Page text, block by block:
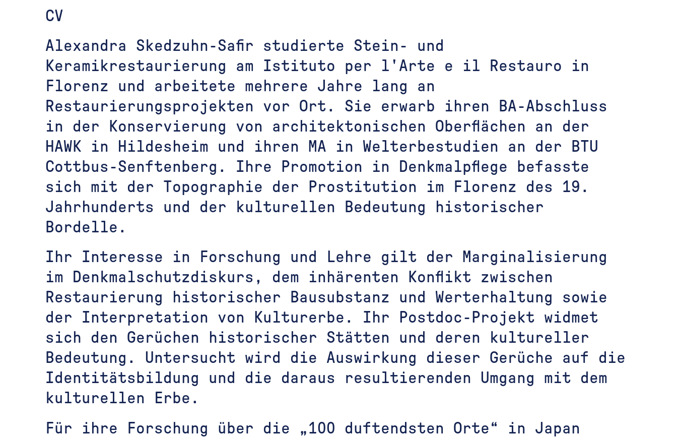
CV
Alexandra Skedzuhn-Safir studierte Stein- und
Keramikrestaurierung am Istituto per l'Arte e il Restauro in
Florenz und arbeitete mehrere Jahre lang an
Restaurierungsprojekten vor Ort. Sie erwarb ihren BA-Abschluss
in der Konservierung von architektonischen Oberflächen an der
HAWK in Hildesheim und ihren MA in Welterbestudien an der BTU
Cottbus-Senftenberg. Ihre Promotion in Denkmalpflege befasste
sich mit der Topographie der Prostitution im Florenz des 19.
Jahrhunderts und der kulturellen Bedeutung historischer
Bordelle.
Ihr Interesse in Forschung und Lehre gilt der Marginalisierung
im Denkmalschutzdiskurs, dem inhärenten Konflikt zwischen
Restaurierung historischer Bausubstanz und Werterhaltung sowie
der Interpretation von Kulturerbe. Ihr Postdoc-Projekt widmet
sich den Gerüchen historischer Stätten und deren kultureller
Bedeutung. Untersucht wird die Auswirkung dieser Gerüche auf die
Identitätsbildung und die daraus resultierenden Umgang mit dem
kulturellen Erbe.
Für ihre Forschung über die „100 duftendsten Orte“ in Japan